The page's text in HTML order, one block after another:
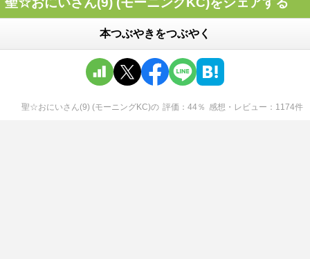
本つぶやきをつぶやく
聖☆おにいさん(9) (モーニングKC)の 評価 44％ 感想・レビュー 1174件